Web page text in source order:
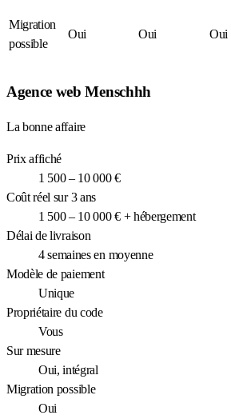
Migration
possible
Oui Oui Oui
Agence web Menschhh
La bonne affaire
Prix affiché
1 500 – 10 000 €
Coût réel sur 3 ans
1 500 – 10 000 € + hébergement
Délai de livraison
4 semaines en moyenne
Modèle de paiement
Unique
Propriétaire du code
Vous
Sur mesure
Oui, intégral
Migration possible
Oui